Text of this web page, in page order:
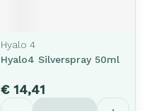
Hyalo 4
Hyalo4 Silverspray 50ml
€ 14,41
Aantal